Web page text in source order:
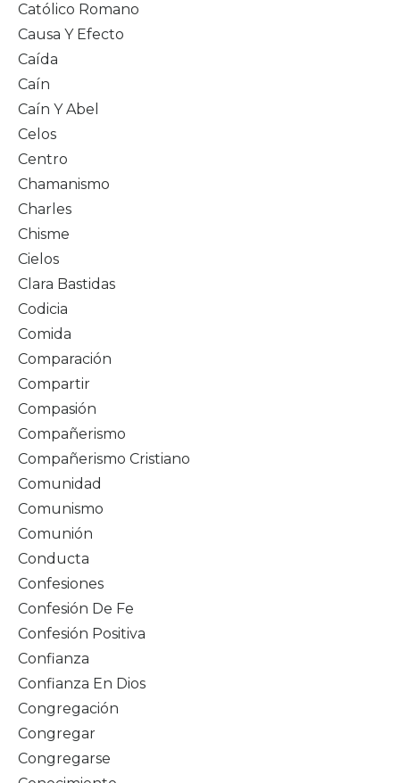
Católico Romano
Causa Y Efecto
Caída
Caín
Caín Y Abel
Celos
Centro
Chamanismo
Charles
Chisme
Cielos
Clara Bastidas
Codicia
Comida
Comparación
Compartir
Compasión
Compañerismo
Compañerismo Cristiano
Comunidad
Comunismo
Comunión
Conducta
Confesiones
Confesión De Fe
Confesión Positiva
Confianza
Confianza En Dios
Congregación
Congregar
Congregarse